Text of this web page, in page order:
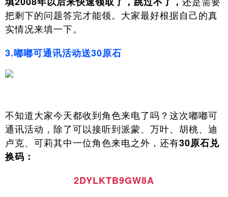
把剩下的问题答完才能领。大家最好根据自己的真
实情况来填一下。
3.嘟嘟可通讯活动送30原石
不知道大家今天都收到角色来电了吗？这次嘟嘟可
通讯活动，除了可以接听到派蒙、万叶、胡桃、迪
卢克、可莉其中一位角色来电之外，还有30原石兑
换码：
2DYLKTB9GW8A